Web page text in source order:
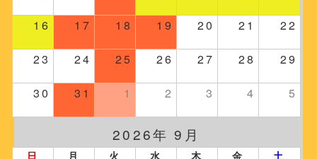
16 17 18 19 20 21 22
23 24 25 26 27 28 29
30 31 1 2 3 4 5
2026年 9月
日 月 火 水 木 金 土